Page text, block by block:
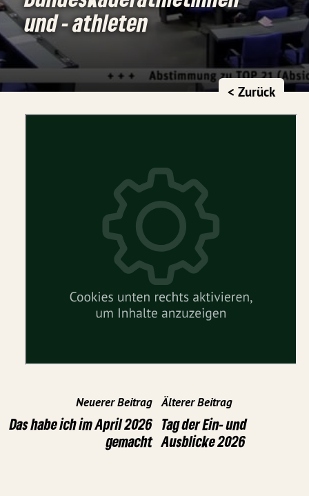
und - athleten
< Zurück
Neuerer Beitrag
Das habe ich im April 2026
gemacht
Älterer Beitrag
Tag der Ein- und
Ausblicke 2026